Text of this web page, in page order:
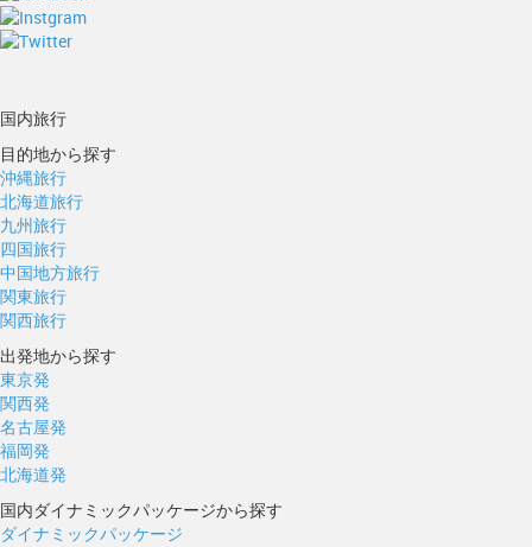
国内旅行
目的地から探す
沖縄旅行
北海道旅行
九州旅行
四国旅行
中国地方旅行
関東旅行
関西旅行
出発地から探す
東京発
関西発
名古屋発
福岡発
北海道発
国内ダイナミックパッケージから探す
ダイナミックパッケージ